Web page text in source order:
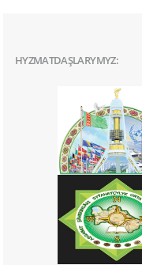
HYZMATDAŞLARYMYZ: